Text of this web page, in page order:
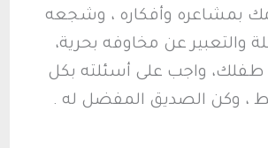
بمشاعره وأفكاره ، وشجعه
والتعبير عن مخاوفه بحرية،
واجب على أسئلته بكل
، وكن الصديق المفضل له .